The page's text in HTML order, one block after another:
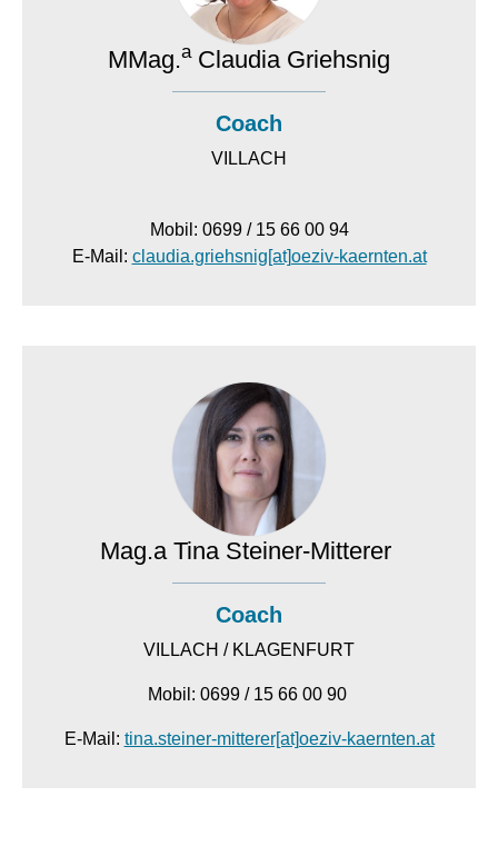
MMag.aClaudia Griehsnig
Coach
VILLACH
Mobil: 0699 / 15 66 00 94
E-Mail: claudia.griehsnig[at]oeziv-kaernten.at
Mag.a Tina Steiner-Mitterer
Coach
VILLACH / KLAGENFURT
Mobil: 0699 / 15 66 00 90
E-Mail: tina.steiner-mitterer[at]oeziv-kaernten.at